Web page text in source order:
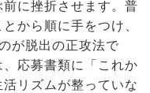
に挫折させます。普
から順に手をつけ、
が脱出の正攻法で
応募書類に「これか
リズムが整っていな